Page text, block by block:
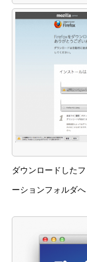
ダウンロードした
ーションフォルダ